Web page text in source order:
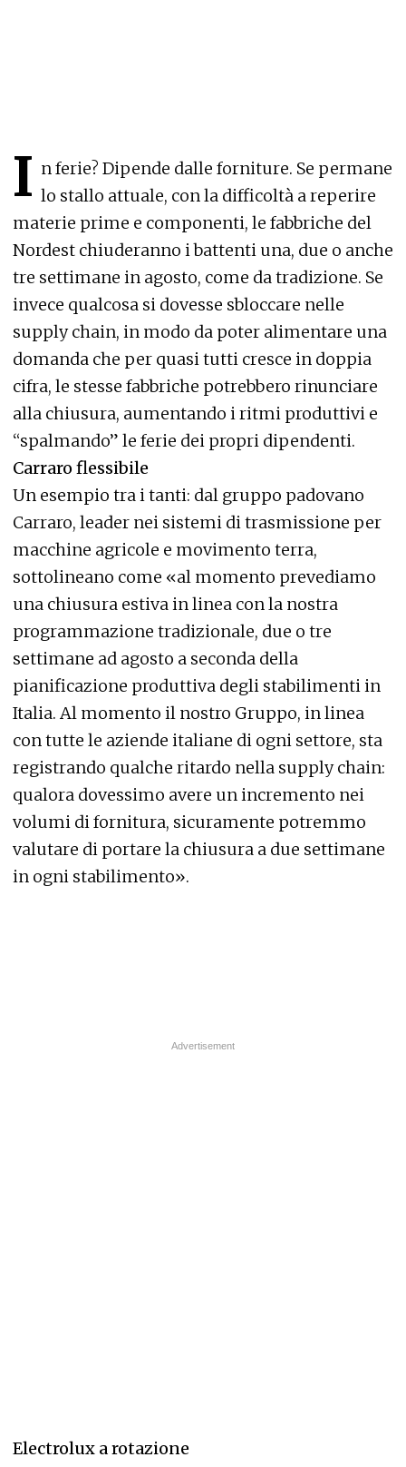
I n ferie? Dipende dalle forniture. Se permane
lo stallo attuale, con la difficoltà a reperire
materie prime e componenti, le fabbriche del
Nordest chiuderanno i battenti una, due o anche
tre settimane in agosto, come da tradizione. Se
invece qualcosa si dovesse sbloccare nelle
supply chain, in modo da poter alimentare una
domanda che per quasi tutti cresce in doppia
cifra, le stesse fabbriche potrebbero rinunciare
alla chiusura, aumentando i ritmi produttivi e
“spalmando” le ferie dei propri dipendenti.
Carraro flessibile
Un esempio tra i tanti: dal gruppo padovano
Carraro, leader nei sistemi di trasmissione per
macchine agricole e movimento terra,
sottolineano come «al momento prevediamo
una chiusura estiva in linea con la nostra
programmazione tradizionale, due o tre
settimane ad agosto a seconda della
pianificazione produttiva degli stabilimenti in
Italia. Al momento il nostro Gruppo, in linea
con tutte le aziende italiane di ogni settore, sta
registrando qualche ritardo nella supply chain:
qualora dovessimo avere un incremento nei
volumi di fornitura, sicuramente potremmo
valutare di portare la chiusura a due settimane
in ogni stabilimento».
Electrolux a rotazione